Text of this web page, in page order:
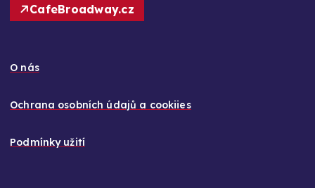
CafeBroadway.cz
O nás
Ochrana osobních údajů a cookiies
Podmínky užití